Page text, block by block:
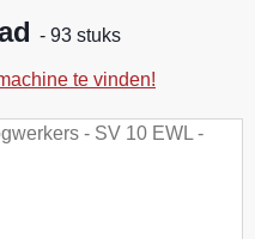
- 93 stuks
te vinden!